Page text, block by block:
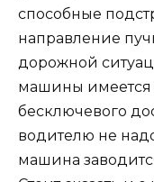
способные
направление
дорожной
машины имеется
бесключевого
водителю не
машина